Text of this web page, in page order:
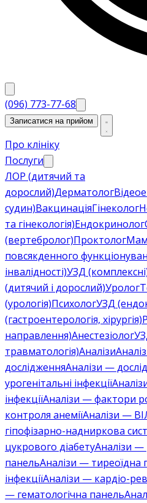
(096) 773-77-68
Записатися на прийом
Про клініку
Послуги
ЛОР (дитячий та
дорослий)Дерматолог
судин)ВакцинаціяГінеколог
та гінекологія)Ендокринолог
(вертебролог)Проктолог
повсякденного
інвалідності)УЗД
(дитячий і дорослий)Уролог
(урологія)ПсихологУЗД
(гастроентерологія, хірургія)
направлення)Анестезіолог
травматологія)Аналізи
дослідженняАналізи —
урогенітальні інфекції
інфекціїАналізи — фактори
контроля анеміїАналізи —
гіпофізарно-надниркова
цукрового діабетуАналізи
панельАналізи — тиреоїдна
інфекціїАналізи — кардіо-
— гематологічна панель